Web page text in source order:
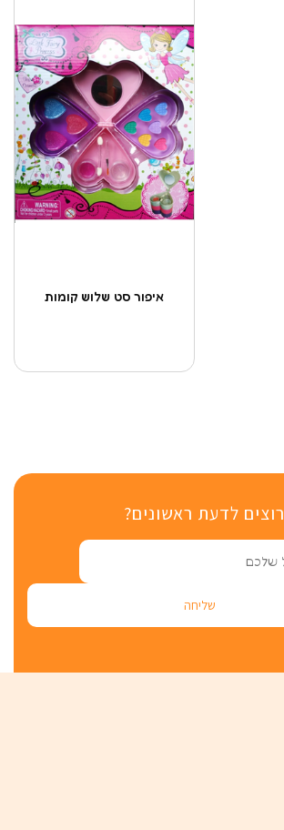
איפור סט שלוש קומות
רוצים לדעת ראשונים?